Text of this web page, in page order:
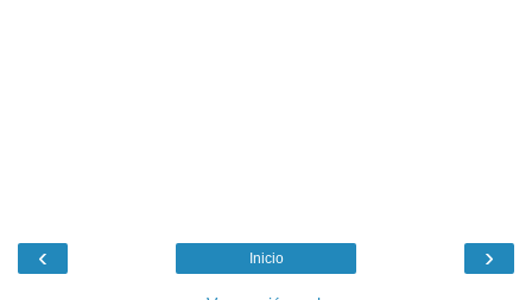
‹ ›
Inicio